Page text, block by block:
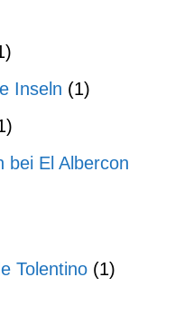
Inseln (1)
bei El Albercon
Tolentino (1)